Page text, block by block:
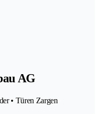
AG
• Türen Zargen